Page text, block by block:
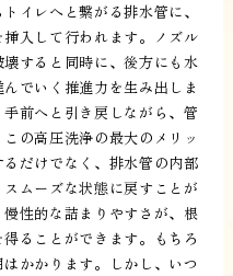
イレへと繋がる排水管に、
入して行われます。ノズル
すると同時に、後方にも水
でいく推進力を生み出しま
前へと引き戻しながら、管
の高圧洗浄の最大のメリッ
だけでなく、排水管の内部
ムーズな状態に戻すことが
性的な詰まりやすさが、根
ることができます。もちろ
かかります。しかし、いつ